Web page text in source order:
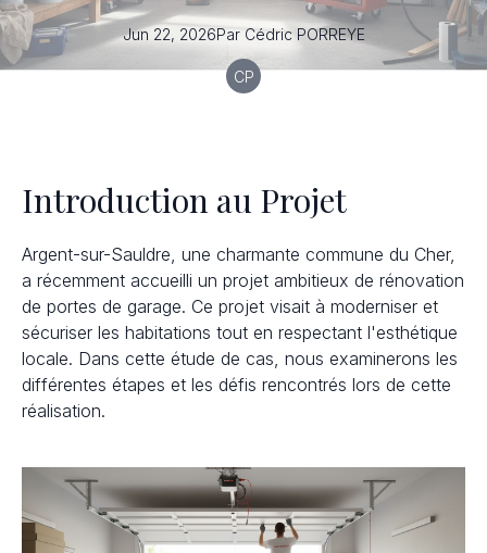
Jun 22, 2026Par Cédric PORREYE
CP
Introduction au Projet
Argent-sur-Sauldre, une charmante commune du Cher,
a récemment accueilli un projet ambitieux de rénovation
de portes de garage. Ce projet visait à moderniser et
sécuriser les habitations tout en respectant l'esthétique
locale. Dans cette étude de cas, nous examinerons les
différentes étapes et les défis rencontrés lors de cette
réalisation.